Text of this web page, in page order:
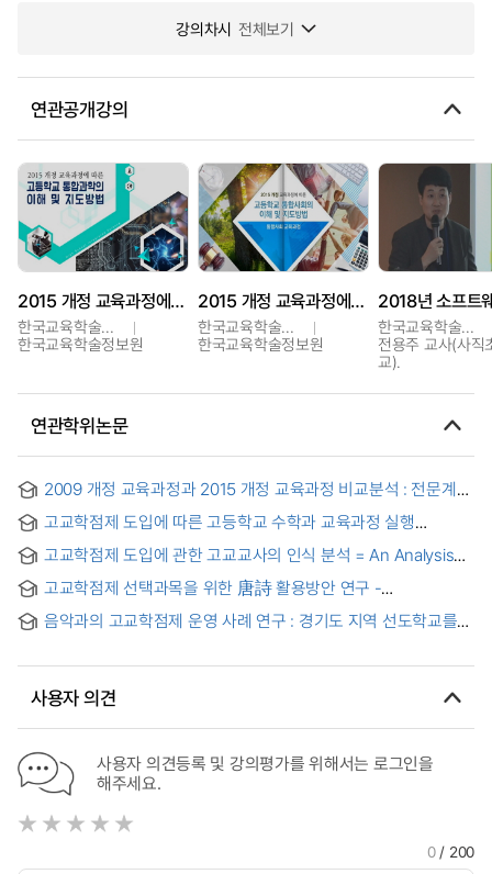
강의차시 전체보기
연관공개강의
2015 개정 교육과정에 따른 고등학교 통합과학의 이해 및 지도방법
한국교육학술정보원
한국교육학술정보원
2015 개정 교육과정에 따른 고등학교 통합사회의 이해 및 지도방법
한국교육학술정보원
한국교육학술정보원
한국교육학술정보원
전용주 교사(사직
교).
연관학위논문
2009 개정 교육과정과 2015 개정 교육과정 비교분석 : 전문계
Revised Curriculum of 2009 and 2015:Focused on the
mechanical subject of the Vocational high school
고교학점제 도입에 따른 고등학교 수학과 교육과정 실행
of High School Mathematics and Curriculum Following the
Introduction of the High School Credit System
고교학점제 도입에 관한 고교교사의 인식 분석 = An Analysis
on High School Teachers’ Perception of an Introduction of
School Credit System
고교학점제 선택과목을 위한 唐詩 활용방안 연구 -
음악과의 고교학점제 운영 사례 연구 : 경기도 지역 선도학교를
사용자 의견
사용자 의견등록 및 강의평가를 위해서는 로그인을
해주세요.
0/ 200